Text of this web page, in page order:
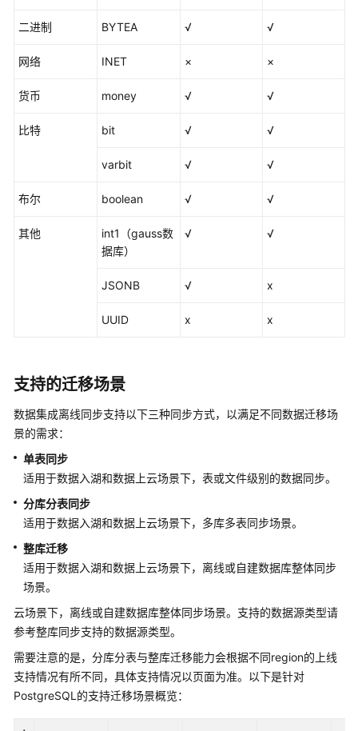
DWS
数
Oracle
数
源
SAP
据
源
SQL
Server
二进制 BYTEA √ √
网络 INET × ×
货币 money √ √
比特 bit √ √
varbit √ √
布尔 boolean √ √
其他
int1（gauss数
据库）
√ √
JSONB √ x
UUID x x
支持的迁移场景
数据集成离线同步支持以下三种同步方式，以满足不同数据迁移场
景的需求：
单表同步
适用于数据入湖和数据上云场景下，表或文件级别的数据同步。
分库分表同步
适用于数据入湖和数据上云场景下，多库多表同步场景。
整库迁移
适用于数据入湖和数据上云场景下，离线或自建数据库整体同步
场景。
云场景下，离线或自建数据库整体同步场景。支持的数据源类型请
参考整库同步支持的数据源类型。
需要注意的是，分库分表与整库迁移能力会根据不同region的上线
支持情况有所不同，具体支持情况以页面为准。以下是针对
PostgreSQL的支持迁移场景概览：